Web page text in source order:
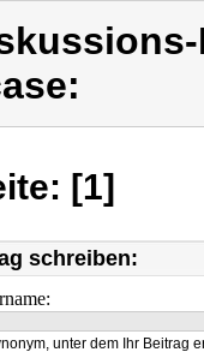
[1]
schreiben:
unter dem Ihr Beitrag